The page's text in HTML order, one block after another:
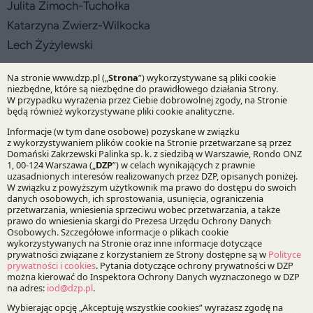
Julita Zimoch-Tuchołka
Katarzyna Zwierz-Wilkocka
Lech Żyżylewski
artykuły powiązane
CANPACK pozyskuje finansowanie
w wysokości 520 mln USD od Wells Fargo Bank
przy wsparciu kancelarii DZP
DZP doradza | 14.05.2026
Kancelaria DZP wspierała Wells Fargo Bank
w transgranicznej transakcji finansowania z udziałem
jednego z wiodących światowych producentów
opakowań.